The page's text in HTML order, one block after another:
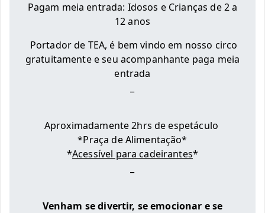
Pagam meia entrada: Idosos e Crianças de 2 a
12 anos
Portador de TEA, é bem vindo em nosso circo
gratuitamente e seu acompanhante paga meia
entrada
Aproximadamente 2hrs de espetáculo
*Praça de Alimentação*
*Acessível para cadeirantes*
Venham se divertir, se emocionar e se